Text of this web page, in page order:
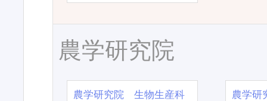
農学研究院
農学研究院 生物生産科
農学